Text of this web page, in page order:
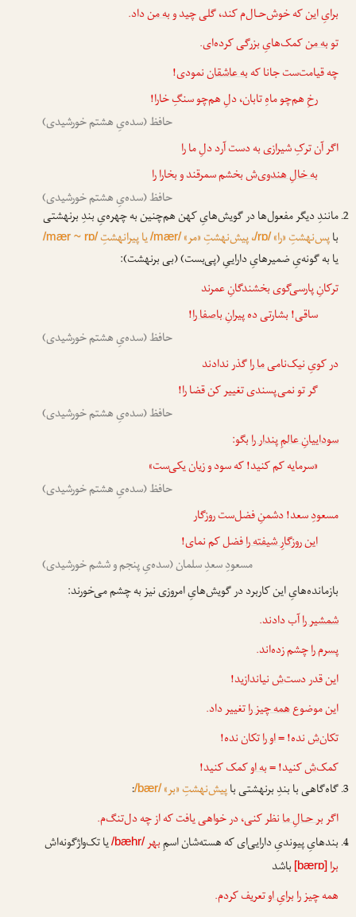
برایِ این که خوش‌حـال‌م کند، گلی چید وبه منداد.
توبه منکمک‌هایِ بزرگی کرده‌ای.
چه قیامت‌ست جانا کهبه عاشقاننمودی!
رخِ هم‌چو ماهِ تابان، دلِ هم‌چو سنگِ خارا!
حافظ (سده‌یِ هشتم خورشیدی)
اگر آن ترکِ شیرازی به دست آرد دلِ ما را
به خالِ هندوی‌شبخشم سمرقند و بخارا را
حافظ (سده‌یِ هشتم خورشیدی)
مانندِ دیگر مفعول‌ها در گویش‌هایِ کهن هم‌چنین به چهره‌یِ بندِ برنهشتی
باپس‌نهشتِ «را»/rɒ/، پیش‌نهشتِ «مر»/mær/یا پیرانهشتِ/mær ~ rɒ/
یا به گونه‌یِ ضمیرهایِ داراییِ (پی‌بست) (بی برنهشت):
ترکانِ پارسی‌گوی بخشندگانِ عمرند
ساقی! بشارتی دهپیرانِ باصفا را!
حافظ (سده‌یِ هشتم خورشیدی)
در کویِ نیک‌نامیما راگذر ندادند
گر تو نمی‌پسندی تغییر کن قضا را!
حافظ (سده‌یِ هشتم خورشیدی)
سوداییانِ عالمِ پندار رابگو:
«سرمایه کم کنید! که سود و زیان یکی‌ست»
حافظ (سده‌یِ هشتم خورشیدی)
مسعودِ سعد! دشمنِ فضل‌ست روزگار
این روزگارِ شیفته رافضل کم نمای!
مسعودِ سعدِ سلمان (سده‌یِ پنجم و ششم خورشیدی)
بازمانده‌هایِ این کاربرد در گویش‌هایِ امروزی نیز به چشم می‌خورند:
شمشیر راآب دادند.
پسرم راچشم زده‌اند.
این قدر دست‌شنیاندازید!
این موضوعهمه چیز راتغییر داد.
تکان‌شنده! =او راتکان نده!
کمک‌شکنید! =به اوکمک کنید!
گاه‌گاهی با بندِ برنهشتی باپیش‌نهشتِ «بر»/bær/
:
اگربر حـالِ مانظر کنی، در خواهی یافت که از چه دل‌تنگ‌م.
بندهایِ پیوندیِ دارایی‌ای که هسته‌شان اسمِبهر/bæhr/یا تک‌واژگونه‌اش
برا [bærɒ] باشد
همه چیز رابرایِ اوتعریف کردم.